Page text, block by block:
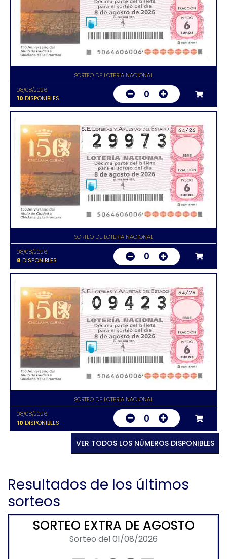
SORTEO DE LOTERIA NACIONAL
08/08/2026
10 DISPONIBLES 0
SORTEO DE LOTERIA NACIONAL
08/08/2026
8 DISPONIBLES 0
SORTEO DE LOTERIA NACIONAL
08/08/2026
10 DISPONIBLES 0
VER TODOS LOS NÚMEROS DISPONIBLES
Resultados de los últimos
sorteos
SORTEO EXTRA DE AGOSTO
Sorteo del 01/08/2026